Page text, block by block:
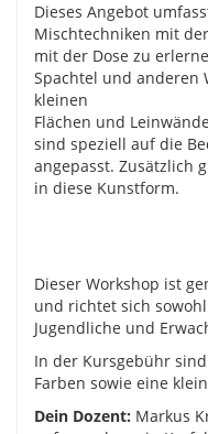
Dieses Angebot
Mischtechniken mit
mit der Dose zu
Spachtel und anderen
kleinen
Flächen und
sind speziell auf die
angepasst. Zusätzlich
in diese Kunstform.
Dieser Workshop ist
und richtet sich
Jugendliche und
In der Kursgebühr
Farben sowie eine
Dein Dozent: Markus